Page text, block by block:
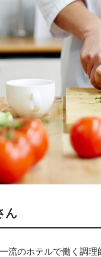
ん
流のホテルで働く調